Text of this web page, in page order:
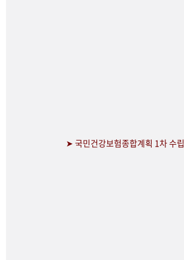
➤ 국민건강보험종합계획 1차 수립